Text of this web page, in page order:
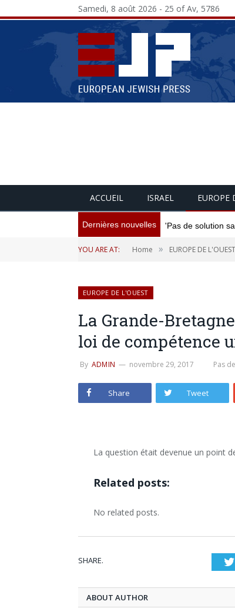
Samedi, 8 août 2026 - 25 of Av, 5786
ACCUEIL ISRAEL EUROPE
Dernières nouvelles 'Pas de solution
YOU ARE AT: Home » EUROPE DE L'OUEST
EUROPE DE L'OUEST
La Grande-
loi de compétence
By ADMIN novembre 29, 2017 Pas
Share Tweet
La question était devenue un point
Related posts:
No related posts.
SHARE.
ABOUT AUTHOR